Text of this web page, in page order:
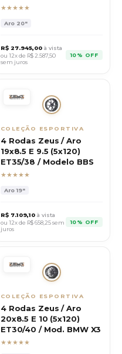
★★★★★
Aro 20"
R$ 27.945,00 à vista
ou 12x de R$ 2.587,50
sem juros
10% OFF
COLEÇÃO ESPORTIVA
4 Rodas Zeus / Aro
19x8.5 E 9.5 (5x120)
ET35/38 / Modelo BBS
★★★★★
Aro19"
R$ 7.109,10 à vista
ou 12x de R$658,25sem
juros
10% OFF
COLEÇÃO ESPORTIVA
4 Rodas Zeus / Aro
20x8.5 E 10 (5x120)
ET30/40 / Mod. BMW X3
★★★★★